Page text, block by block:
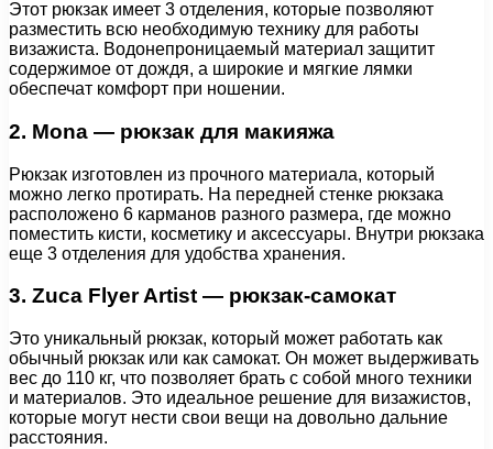
Этот рюкзак имеет 3 отделения, которые позволяют
разместить всю необходимую технику для работы
визажиста. Водонепроницаемый материал защитит
содержимое от дождя, а широкие и мягкие лямки
обеспечат комфорт при ношении.
2. Mona — рюкзак для макияжа
Рюкзак изготовлен из прочного материала, который
можно легко протирать. На передней стенке рюкзака
расположено 6 карманов разного размера, где можно
поместить кисти, косметику и аксессуары. Внутри рюкзака
еще 3 отделения для удобства хранения.
3. Zuca Flyer Artist — рюкзак-самокат
Это уникальный рюкзак, который может работать как
обычный рюкзак или как самокат. Он может выдерживать
вес до 110 кг, что позволяет брать с собой много техники
и материалов. Это идеальное решение для визажистов,
которые могут нести свои вещи на довольно дальние
расстояния.